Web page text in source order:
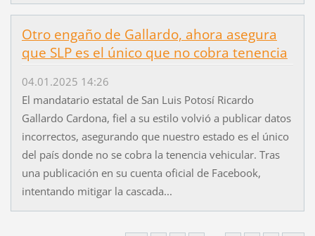
Otro engaño de Gallardo, ahora asegura
que SLP es el único que no cobra tenencia
04.01.2025 14:26
El mandatario estatal de San Luis Potosí Ricardo
Gallardo Cardona, fiel a su estilo volvió a publicar datos
incorrectos, asegurando que nuestro estado es el único
del país donde no se cobra la tenencia vehicular. Tras
una publicación en su cuenta oficial de Facebook,
intentando mitigar la cascada...